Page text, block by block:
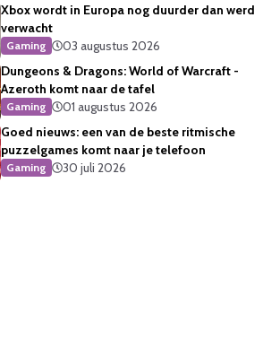
Xbox wordt in Europa nog duurder dan werd
verwacht
Gaming
03 augustus 2026
Dungeons & Dragons: World of Warcraft -
Azeroth komt naar de tafel
Gaming
01 augustus 2026
Goed nieuws: een van de beste ritmische
puzzelgames komt naar je telefoon
Gaming 30 juli 2026